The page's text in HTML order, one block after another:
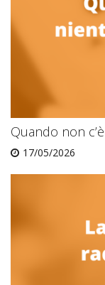
Quando non
17/05/2026